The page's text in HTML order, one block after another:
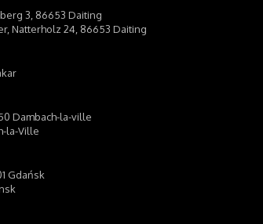
3, 86653 Daiting
Natterholz 24, 86653 Daiting
Dambach-la-ville
la-Ville
Gdańsk